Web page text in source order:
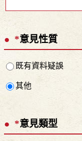
*意見性質
既有資料疑誤
其他
*意見類型